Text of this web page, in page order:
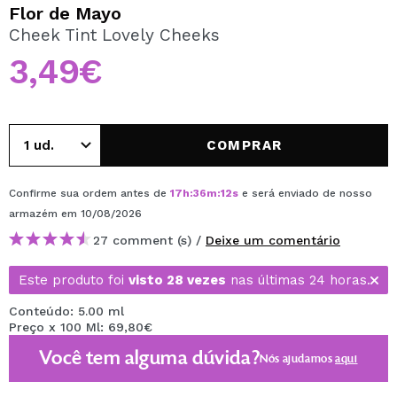
Ao criar uma conta no Maquibeauty.pt pode fazer as suas
compras rapidamente, verificar o estado das suas
encomendas e consultar as suas operações anteriores.
CRIAR CONTA
Flor de Mayo
Cheek Tint Lovely Cheeks
3,49€
COMPRAR
Confirme sua ordem antes de 17h:36m:12s e será enviado de nosso
armazém em 10/08/2026
27 comment (s) / Deixe um comentário
Este produto foi visto 28 vezes nas últimas 24 horas.
Conteúdo: 5.00 ml
Preço x 100 Ml: 69,80€
Você tem alguma dúvida?Nós ajudamosaqui